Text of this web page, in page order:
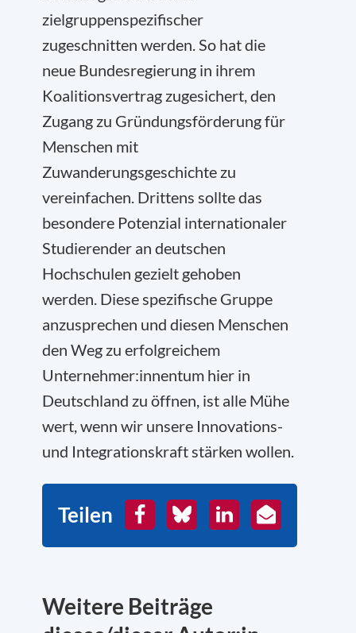
zielgruppenspezifischer
zugeschnitten werden. So hat die
neue Bundesregierung in ihrem
Koalitionsvertrag zugesichert, den
Zugang zu Gründungsförderung für
Menschen mit
Zuwanderungsgeschichte zu
vereinfachen. Drittens sollte das
besondere Potenzial internationaler
Studierender an deutschen
Hochschulen gezielt gehoben
werden. Diese spezifische Gruppe
anzusprechen und diesen Menschen
den Weg zu erfolgreichem
Unternehmer:innentum hier in
Deutschland zu öffnen, ist alle Mühe
wert, wenn wir unsere Innovations-
und Integrationskraft stärken wollen.
Teilen FacebookBlueskyLinkedIn
E-
Mail
Weitere Beiträge